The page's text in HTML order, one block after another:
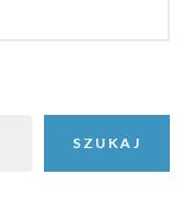
SZUKAJ